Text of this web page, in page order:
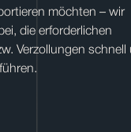
möchten – wir
die erforderlichen
Verzollungen schnell